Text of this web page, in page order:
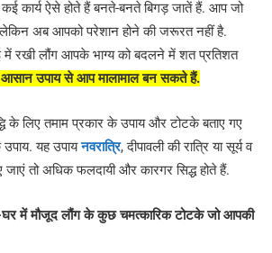
कई कार्य ऐसे होते हैं बनते-बनते बिगड़ जातें हैं. आप जो
लेकिन अब आपको परेशान होने की जरूरत नहीं है.
रखी लौंग आपके भाग्य को बदलने में शत प्रतिशत
उपाय से आप मालामाल बन सकते हैं.
के लिए तमाम प्रकार के उपाय और टोटके बताए गए
यह उपायनवरात्रि, दीपावली की रात्रि या सूर्य व
तो अधिक फलदायी और कारगर सिद्ध होते हैं.
में मौजूद लौंग के कुछ चमत्कारिक टोटके जो आपकी